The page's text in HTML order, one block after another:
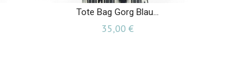
Tote Bag Gorg Blau...
35,00 €Preis